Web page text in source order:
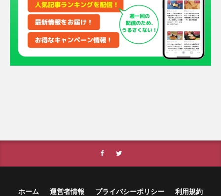
ホーム 運営者情報 プライバシーポリシー 利用規約